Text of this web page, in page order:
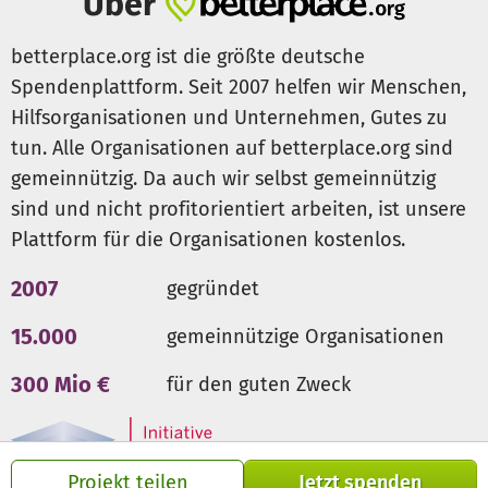
Projekt teilen Jetzt spenden
betterplace.org ist die größte deutsche
Spendenplattform. Seit 2007 helfen wir Menschen,
Hilfsorganisationen und Unternehmen, Gutes zu
tun. Alle Organisationen auf betterplace.org sind
gemeinnützig. Da auch wir selbst gemeinnützig
sind und nicht profitorientiert arbeiten, ist unsere
Plattform für die Organisationen kostenlos.
2007 gegründet
15.000 gemeinnützige Organisationen
300 Mio € für den guten Zweck